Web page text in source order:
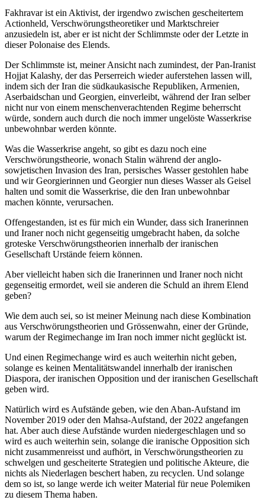
Fakhravar ist ein Aktivist, der irgendwo zwischen gescheitertem
Actionheld, Verschwörungstheoretiker und Marktschreier
anzusiedeln ist, aber er ist nicht der Schlimmste oder der Letzte in
dieser Polonaise des Elends.
Der Schlimmste ist, meiner Ansicht nach zumindest, der Pan-Iranist
Hojjat Kalashy, der das Perserreich wieder auferstehen lassen will,
indem sich der Iran die südkaukasische Republiken, Armenien,
Aserbaidschan und Georgien, einverleibt, während der Iran selber
nicht nur von einem menschenverachtenden Regime beherrscht
würde, sondern auch durch die noch immer ungelöste Wasserkrise
unbewohnbar werden könnte.
Was die Wasserkrise angeht, so gibt es dazu noch eine
Verschwörungstheorie, wonach Stalin während der anglo-
sowjetischen Invasion des Iran, persisches Wasser gestohlen habe
und wir Georgierinnen und Georgier nun dieses Wasser als Geisel
halten und somit die Wasserkrise, die den Iran unbewohnbar
machen könnte, verursachen.
Offengestanden, ist es für mich ein Wunder, dass sich Iranerinnen
und Iraner noch nicht gegenseitig umgebracht haben, da solche
groteske Verschwörungstheorien innerhalb der iranischen
Gesellschaft Urstände feiern können.
Aber vielleicht haben sich die Iranerinnen und Iraner noch nicht
gegenseitig ermordet, weil sie anderen die Schuld an ihrem Elend
geben?
Wie dem auch sei, so ist meiner Meinung nach diese Kombination
aus Verschwörungstheorien und Grössenwahn, einer der Gründe,
warum der Regimechange im Iran noch immer nicht geglückt ist.
Und einen Regimechange wird es auch weiterhin nicht geben,
solange es keinen Mentalitätswandel innerhalb der iranischen
Diaspora, der iranischen Opposition und der iranischen Gesellschaft
geben wird.
Natürlich wird es Aufstände geben, wie den Aban-Aufstand im
November 2019 oder den Mahsa-Aufstand, der 2022 angefangen
hat. Aber auch diese Aufstände wurden niedergeschlagen und so
wird es auch weiterhin sein, solange die iranische Opposition sich
nicht zusammenreisst und aufhört, in Verschwörungstheorien zu
schwelgen und gescheiterte Strategien und politische Akteure, die
nichts als Niederlagen beschert haben, zu recyclen. Und solange
dem so ist, so lange werde ich weiter Material für neue Polemiken
zu diesem Thema haben.